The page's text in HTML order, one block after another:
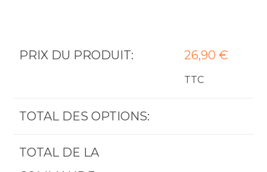
PRIX DU PRODUIT: 26,90€
TTC
TOTAL DES OPTIONS:
TOTAL DE LA